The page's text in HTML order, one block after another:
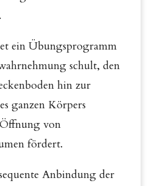
ein Übungsprogramm
schult, den
hin zur
ganzen Körpers
von
fördert.
Anbindung der